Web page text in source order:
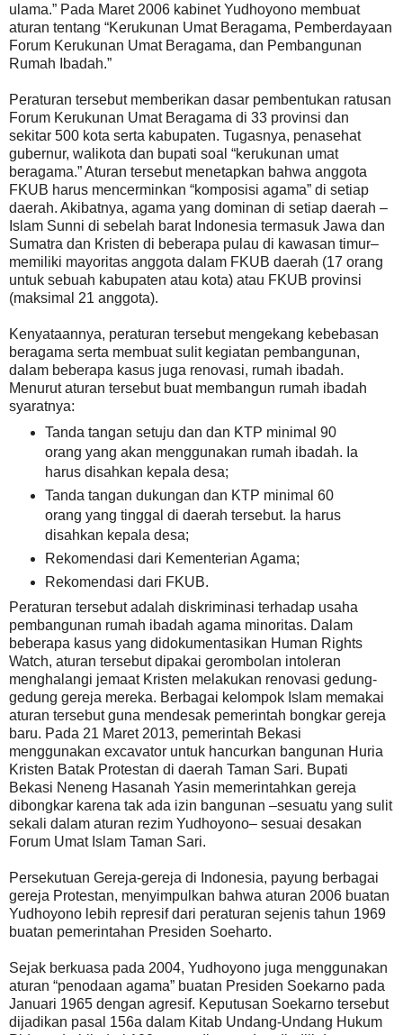
ulama.” Pada Maret 2006 kabinet Yudhoyono membuat
aturan tentang “Kerukunan Umat Beragama, Pemberdayaan
Forum Kerukunan Umat Beragama, dan Pembangunan
Rumah Ibadah.”
Peraturan tersebut memberikan dasar pembentukan ratusan
Forum Kerukunan Umat Beragama di 33 provinsi dan
sekitar 500 kota serta kabupaten. Tugasnya, penasehat
gubernur, walikota dan bupati soal “kerukunan umat
beragama.” Aturan tersebut menetapkan bahwa anggota
FKUB harus mencerminkan “komposisi agama” di setiap
daerah. Akibatnya, agama yang dominan di setiap daerah –
Islam Sunni di sebelah barat Indonesia termasuk Jawa dan
Sumatra dan Kristen di beberapa pulau di kawasan timur–
memiliki mayoritas anggota dalam FKUB daerah (17 orang
untuk sebuah kabupaten atau kota) atau FKUB provinsi
(maksimal 21 anggota).
Kenyataannya, peraturan tersebut mengekang kebebasan
beragama serta membuat sulit kegiatan pembangunan,
dalam beberapa kasus juga renovasi, rumah ibadah.
Menurut aturan tersebut buat membangun rumah ibadah
syaratnya:
Tanda tangan setuju dan dan KTP minimal 90
orang yang akan menggunakan rumah ibadah. Ia
harus disahkan kepala desa;
Tanda tangan dukungan dan KTP minimal 60
orang yang tinggal di daerah tersebut. Ia harus
disahkan kepala desa;
Rekomendasi dari Kementerian Agama;
Rekomendasi dari FKUB.
Peraturan tersebut adalah diskriminasi terhadap usaha
pembangunan rumah ibadah agama minoritas. Dalam
beberapa kasus yang didokumentasikan Human Rights
Watch, aturan tersebut dipakai gerombolan intoleran
menghalangi jemaat Kristen melakukan renovasi gedung-
gedung gereja mereka. Berbagai kelompok Islam memakai
aturan tersebut guna mendesak pemerintah bongkar gereja
baru. Pada 21 Maret 2013, pemerintah Bekasi
menggunakan excavator untuk hancurkan bangunan Huria
Kristen Batak Protestan di daerah Taman Sari. Bupati
Bekasi Neneng Hasanah Yasin memerintahkan gereja
dibongkar karena tak ada izin bangunan –sesuatu yang sulit
sekali dalam aturan rezim Yudhoyono– sesuai desakan
Forum Umat Islam Taman Sari.
Persekutuan Gereja-gereja di Indonesia, payung berbagai
gereja Protestan, menyimpulkan bahwa aturan 2006 buatan
Yudhoyono lebih represif dari peraturan sejenis tahun 1969
buatan pemerintahan Presiden Soeharto.
Sejak berkuasa pada 2004, Yudhoyono juga menggunakan
aturan “penodaan agama” buatan Presiden Soekarno pada
Januari 1965 dengan agresif. Keputusan Soekarno tersebut
dijadikan pasal 156a dalam Kitab Undang-Undang Hukum